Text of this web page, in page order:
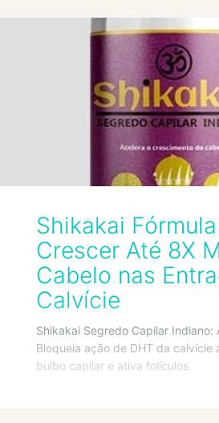
Shikakai
Crescer Até 8X
Cabelo nas
Calvície
Shikakai Segredo Capilar Indiano:
Bloqueia ação de DHT da calvície
bulbo capilar e ativa folículos